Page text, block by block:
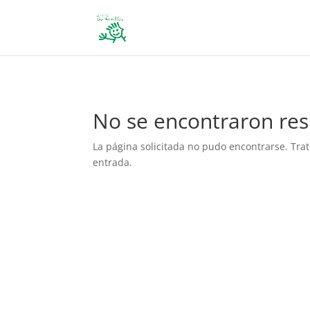
No se encontraron
La página solicitada no pudo encontrarse.
entrada.